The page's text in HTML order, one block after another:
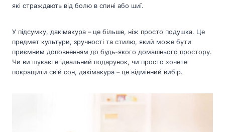
які страждають від болю в спині або шиї.
У підсумку, дакімакура – це більше, ніж просто подушка. Це
предмет культури, зручності та стилю, який може бути
приємним доповненням до будь-якого домашнього простору.
Чи ви шукаєте ідеальний подарунок, чи просто хочете
покращити свій сон, дакімакура – це відмінний вибір.